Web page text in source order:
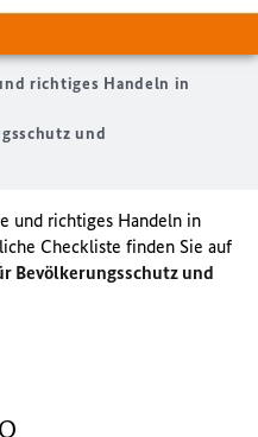
richtiges Handeln in
und
und richtiges Handeln in
Checkliste finden Sie auf
Bevölkerungsschutz und